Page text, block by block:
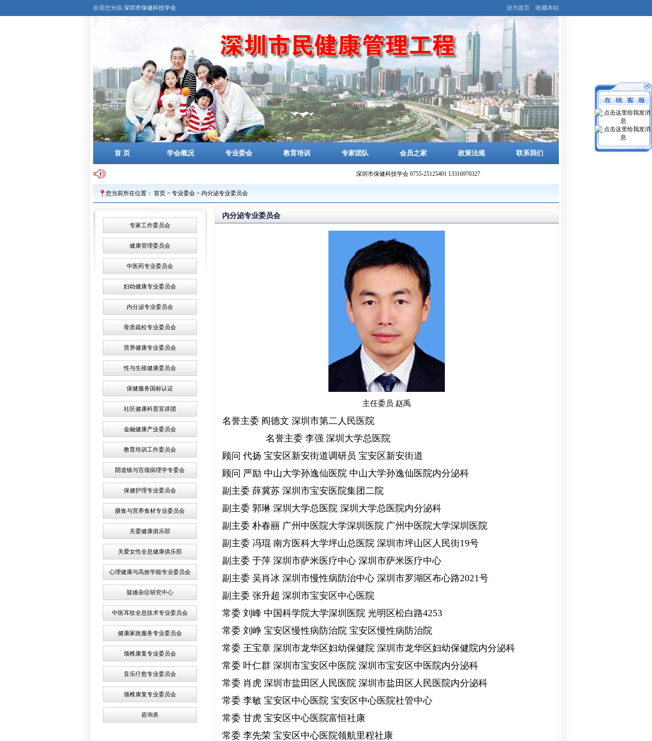
欢迎您光临 深圳市保健科技学会 设为首页 收藏本站
首 页 学会概况 专业委会 教育培训 专家团队 会员之家 政策法规 联系我们
深圳市保健科技学会 0755-25125401 13316970327
您当前所在位置： 首页 > 专业委会 > 内分泌专业委员会
专家工作委员会
健康管理委员会
中医药专业委员会
妇幼健康专业委员会
内分泌专业委员会
骨质疏松专业委员会
营养健康专业委员会
性与生殖健康委员会
保健服务国标认证
社区健康科普宣讲团
金融健康产业委员会
教育培训工作委员会
阴道镜与宫颈病理学专委会
保健护理专业委员会
膳食与营养食材专业委员会
关爱健康俱乐部
关爱女性全息健康俱乐部
心理健康与高效学能专业委员会
疑难杂症研究中心
中医耳纹全息技术专业委员会
健康家政服务专业委员会
颈椎康复专业委员会
音乐疗愈专业委员会
颈椎康复专业委员会
咨询表
内分泌专业委员会
主任委员 赵禹
名誉主委 阎德文 深圳市第二人民医院
名誉主委 李强 深圳大学总医院
顾问 代扬 宝安区新安街道调研员 宝安区新安街道
顾问 严励 中山大学孙逸仙医院 中山大学孙逸仙医院内分泌科
副主委 薛冀苏 深圳市宝安医院集团二院
副主委 郭琳 深圳大学总医院 深圳大学总医院内分泌科
副主委 朴春丽 广州中医院大学深圳医院 广州中医院大学深圳医院
副主委 冯琨 南方医科大学坪山总医院 深圳市坪山区人民街19号
副主委 于萍 深圳市萨米医疗中心 深圳市萨米医疗中心
副主委 吴肖冰 深圳市慢性病防治中心 深圳市罗湖区布心路2021号
副主委 张升超 深圳市宝安区中心医院
常委 刘峰 中国科学院大学深圳医院 光明区松白路4253
常委 刘峥 宝安区慢性病防治院 宝安区慢性病防治院
常委 王宝章 深圳市龙华区妇幼保健院 深圳市龙华区妇幼保健院内分泌科
常委 叶仁群 深圳市宝安区中医院 深圳市宝安区中医院内分泌科
常委 肖虎 深圳市盐田区人民医院 深圳市盐田区人民医院内分泌科
常委 李敏 宝安区中心医院 宝安区中心医院社管中心
常委 甘虎 宝安区中心医院富恒社康
常委 李先荣 宝安区中心医院领航里程社康